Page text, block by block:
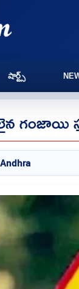
షార్ట్స్
గంజాయి
Andhra